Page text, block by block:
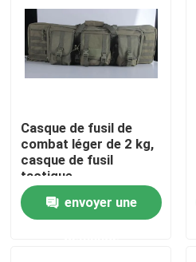
Casque de fusil de
combat léger de 2 kg,
casque de fusil
tactique
envoyer une